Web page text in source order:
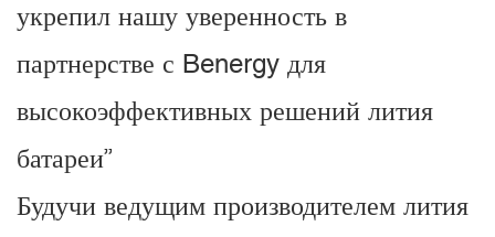
укрепил нашу уверенность в
партнерстве с Benergy для
высокоэффективных решений лития
батареи”
Будучи ведущим производителем лития